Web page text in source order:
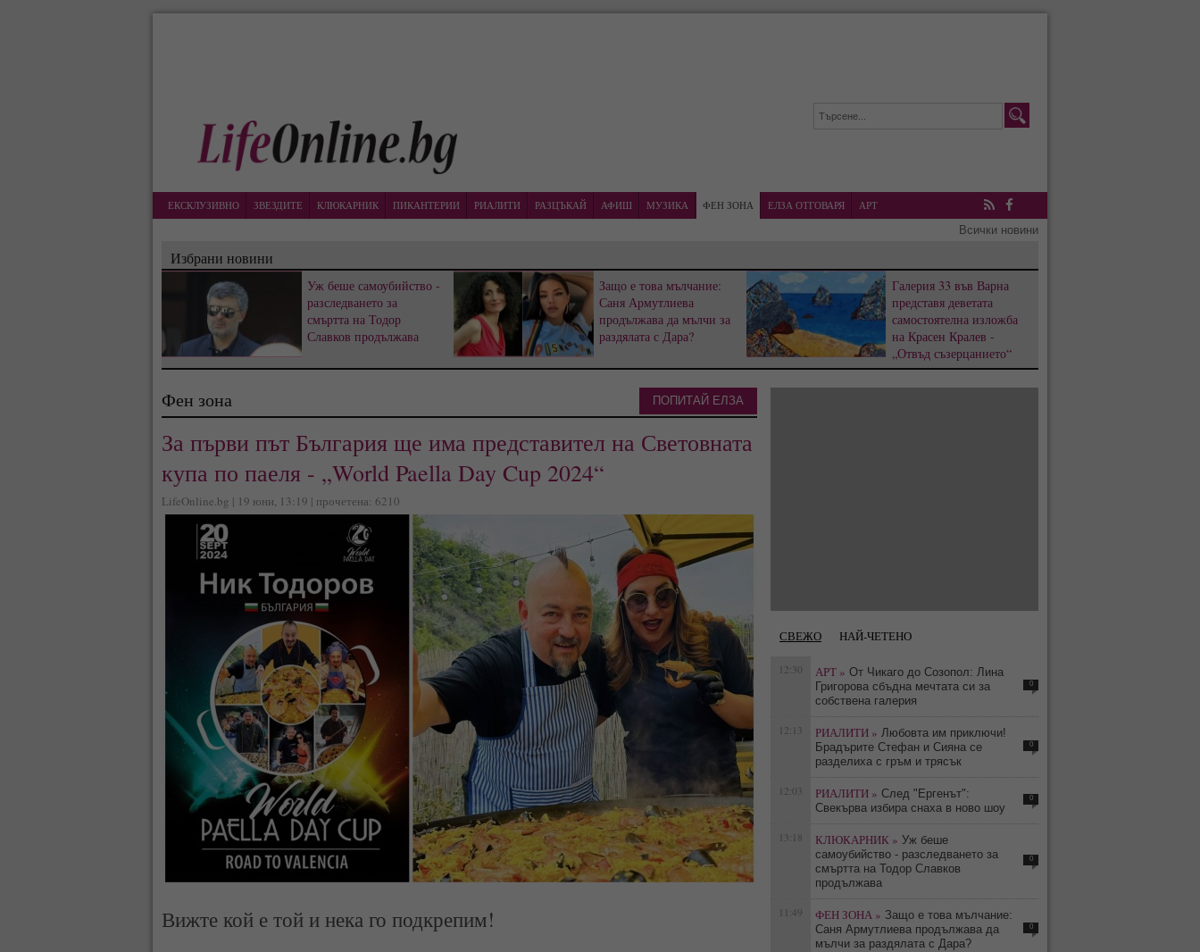
ЕКСКЛУЗИВНО ЗВЕЗДИТЕ КЛЮКАРНИК ПИКАНТЕРИИ РИАЛИТИ РАЗЦЪКАЙ АФИШ МУЗИКА ФЕН ЗОНА ЕЛЗА ОТГОВАРЯ
АРТ
RSS Facebook
Всички новини
Избрани новини
Уж беше самоубийство -
разследването за
смъртта на Тодор
Славков продължава
Защо е това мълчание:
Саня Армутлиева
продължава да мълчи за
раздялата с Дара?
Галерия 33 във Варна
представя деветата
самостоятелна изложба
на Красен Кралев -
„Отвъд съзерцанието“
Фен зона
За първи път България ще има представител на Световната
купа по паеля - „World Paella Day Cup 2024“
LifeOnline.bg | 19 юни, 13:19 | прочетена: 6210
Вижте кой е той и нека го подкрепим!
ПОПИТАЙ ЕЛЗА
СВЕЖО НАЙ-ЧЕТЕНО
12:30 АРТ » От Чикаго до Созопол: Лина
Григорова сбъдна мечтата си за
собствена галерия
0
12:13 РИАЛИТИ » Любовта им приключи!
Брадърите Стефан и Сияна се
разделиха с гръм и трясък
0
12:03 РИАЛИТИ » След "Ергенът":
Свекърва избира снаха в ново шоу
0
13:18 КЛЮКАРНИК » Уж беше
самоубийство - разследването за
смъртта на Тодор Славков
продължава
0
11:49 ФЕН ЗОНА » Защо е това мълчание:
Саня Армутлиева продължава да
мълчи за раздялата с Дара?
0